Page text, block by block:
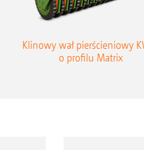
Klinowy wał pierścieniowy
o profilu Matrix